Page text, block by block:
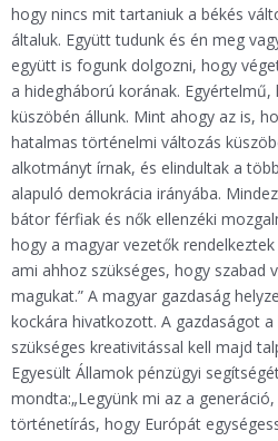
hogy nincs mit tartaniuk a békés
általuk. Együtt tudunk és én meg
együtt is fogunk dolgozni, hogy
a hidegháború korának.
küszöbén állunk. Mint ahogy az is,
hatalmas történelmi változás
alkotmányt írnak, és elindultak a
alapuló demokrácia irányába.
bátor férfiak és nők ellenzéki
hogy a magyar vezetők
ami ahhoz szükséges, hogy szabad
magukat.” A magyar gazdaság
kockára hivatkozott. A gazdaságot
szükséges kreativitással kell majd
Egyesült Államok pénzügyi
mondta:„Legyünk mi az a
történetírás, hogy Európát